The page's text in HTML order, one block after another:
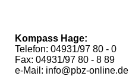
Kompass Hage:
Telefon: 04931/97 80 - 0
Fax: 04931/97 80 - 8 89
e-Mail: info@pbz-online.de